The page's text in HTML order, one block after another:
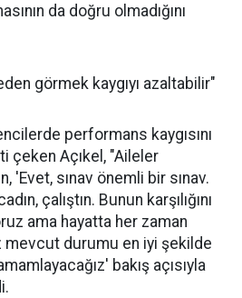
da doğru olmadığını
görmek kaygıyı azaltabilir"
performans kaygısını
çeken Açıkel, "Aileler
'Evet, sınav önemli bir sınav.
çalıştın. Bunun karşılığını
ama hayatta her zaman
mevcut durumu en iyi şekilde
bakış açısıyla